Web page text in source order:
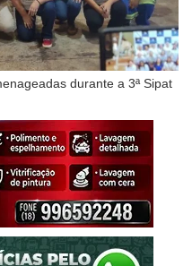
durante a 3ª Sipat